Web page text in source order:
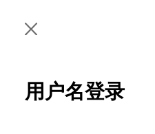
用户名登录